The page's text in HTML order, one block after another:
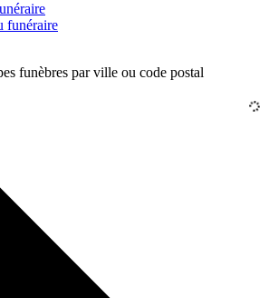
funéraire
funèbres par ville ou code postal